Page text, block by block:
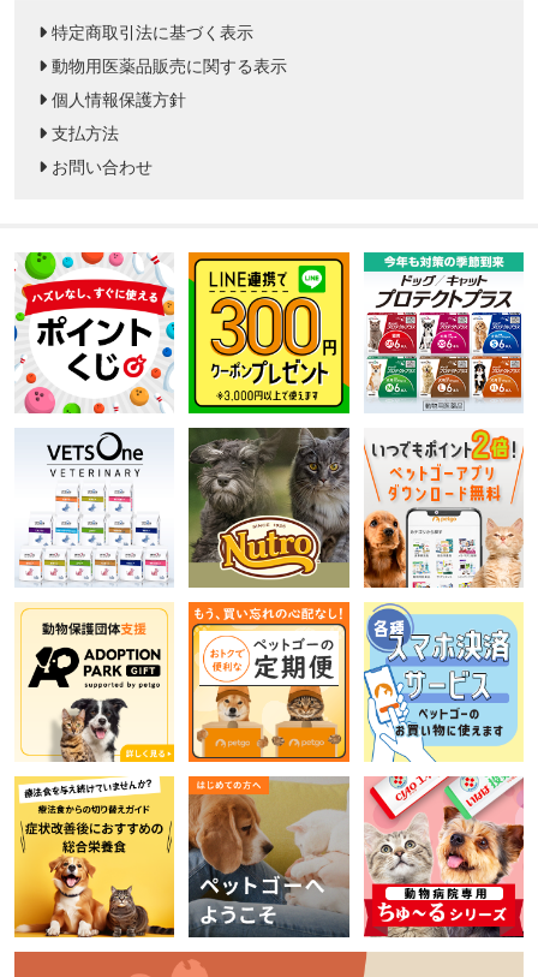
特定商取引法に基づく表示
動物用医薬品販売に関する表示
個人情報保護方針
支払方法
お問い合わせ